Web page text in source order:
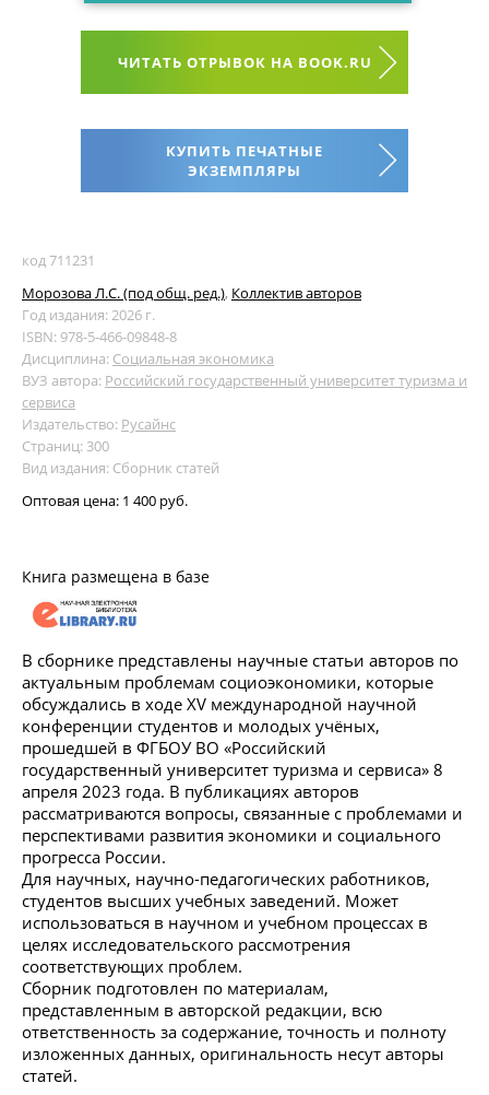
ЧИТАТЬ ОТРЫВОК НА BOOK.RU
КУПИТЬ ПЕЧАТНЫЕ
ЭКЗЕМПЛЯРЫ
код 711231
Морозова Л.С. (под общ. ред.), Коллектив авторов
Год издания: 2026 г.
ISBN: 978-5-466-09848-8
Дисциплина: Социальная экономика
ВУЗ автора: Российский государственный университет туризма и
сервиса
Издательство: Русайнс
Страниц: 300
Вид издания: Сборник статей
Оптовая цена: 1 400 руб.
Книга размещена в базе
В сборнике представлены научные статьи авторов по
актуальным проблемам социоэкономики, которые
обсуждались в ходе XV международной научной
конференции студентов и молодых учёных,
прошедшей в ФГБОУ ВО «Российский
государственный университет туризма и сервиса» 8
апреля 2023 года. В публикациях авторов
рассматриваются вопросы, связанные с проблемами и
перспективами развития экономики и социального
прогресса России.
Для научных, научно-педагогических работников,
студентов высших учебных заведений. Может
использоваться в научном и учебном процессах в
целях исследовательского рассмотрения
соответствующих проблем.
Сборник подготовлен по материалам,
представленным в авторской редакции, всю
ответственность за содержание, точность и полноту
изложенных данных, оригинальность несут авторы
статей.